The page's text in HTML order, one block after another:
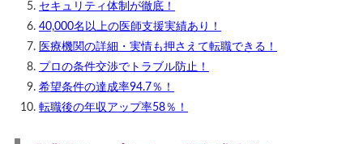
セキュリティ体制が徹底！
40,000名以上の医師支援実績あり！
医療機関の詳細・実情も押さえて転職できる！
プロの条件交渉でトラブル防止！
希望条件の達成率94.7％！
転職後の年収アップ率58％！